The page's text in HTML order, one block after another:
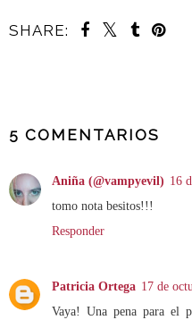
SHARE:
5 COMENTARIOS
Aniña (@vampyevil) 16
tomo nota besitos!!!
Responder
Patricia Ortega 17 de
Vaya! Una pena para el